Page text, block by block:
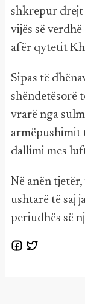
shkrepur drejt
vijës së
afër qytetit
Sipas të
shëndetësorë
vrarë nga
armëpushimit
dallimi mes
Në anën
ushtarë të saj
periudhës së